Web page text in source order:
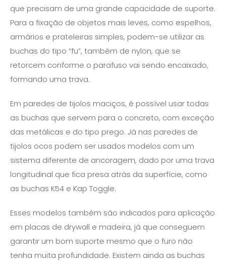
que precisam de uma grande capacidade de suporte.
Para a fixação de objetos mais leves, como espelhos,
armários e prateleiras simples, podem-se utilizar as
buchas do tipo “fu”, também de nylon, que se
retorcem conforme o parafuso vai sendo encaixado,
formando uma trava.
Em paredes de tijolos maciços, é possível usar todas
as buchas que servem para o concreto, com exceção
das metálicas e do tipo prego. Já nas paredes de
tijolos ocos podem ser usados modelos com um
sistema diferente de ancoragem, dado por uma trava
longitudinal que fica presa atrás da superfície, como
as buchas K54 e Kap Toggle.
Esses modelos também são indicados para aplicação
em placas de drywall e madeira, já que conseguem
garantir um bom suporte mesmo que o furo não
tenha muita profundidade. Existem ainda as buchas